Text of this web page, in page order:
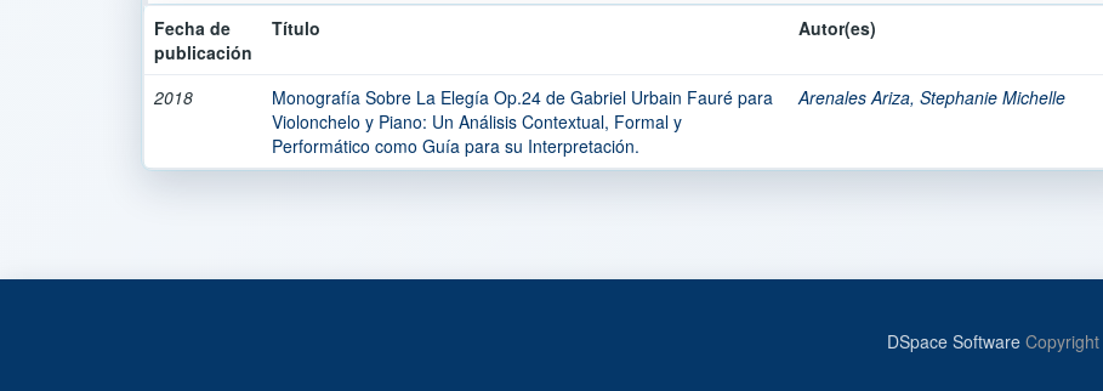
Fecha de
publicación
Título Autor(es)
2018
Monografía Sobre La Elegía Op.24 de Gabriel Urbain Fauré para
Violonchelo y Piano: Un Análisis Contextual, Formal y
Performático como Guía para su Interpretación.
Arenales Ariza, Stephanie Michelle
DSpace Software